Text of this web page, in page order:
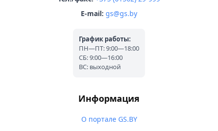
E-mail: gs@gs.by
График работы:
ПН—ПТ: 9:00—18:00
СБ: 9:00—16:00
ВС: выходной
Информация
О портале GS.BY